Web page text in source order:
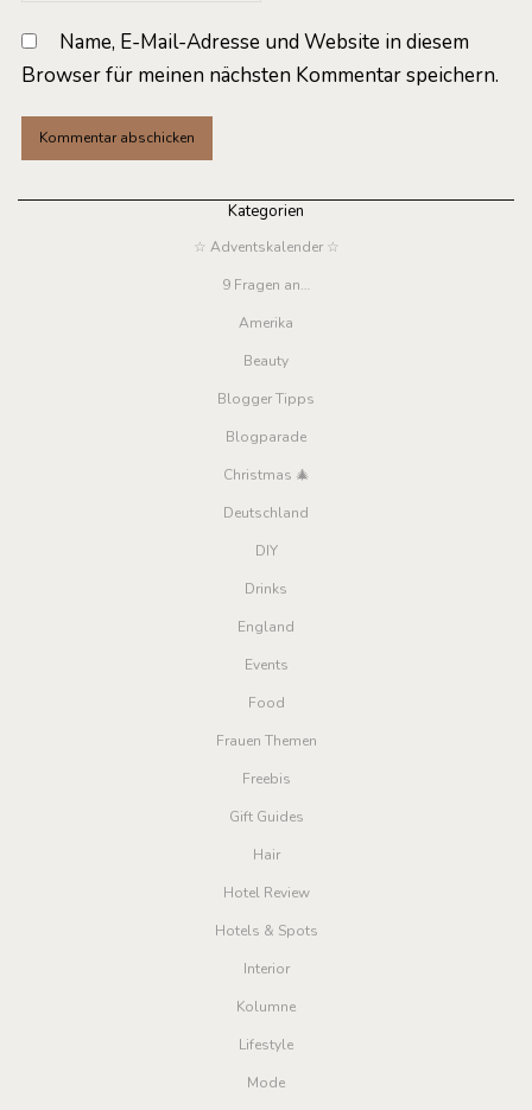
Name, E-Mail-Adresse und Website in diesem
Browser für meinen nächsten Kommentar speichern.
Kategorien
☆ Adventskalender ☆
9 Fragen an…
Amerika
Beauty
Blogger Tipps
Blogparade
Christmas 🎄
Deutschland
DIY
Drinks
England
Events
Food
Frauen Themen
Freebis
Gift Guides
Hair
Hotel Review
Hotels & Spots
Interior
Kolumne
Lifestyle
Mode